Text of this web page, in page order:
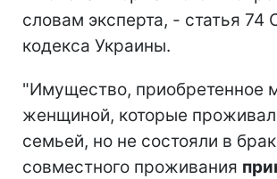
словам эксперта, - статья 74
кодекса Украины.
"Имущество, приобретенное
женщиной, которые
семьей, но не состояли в
совместного проживания